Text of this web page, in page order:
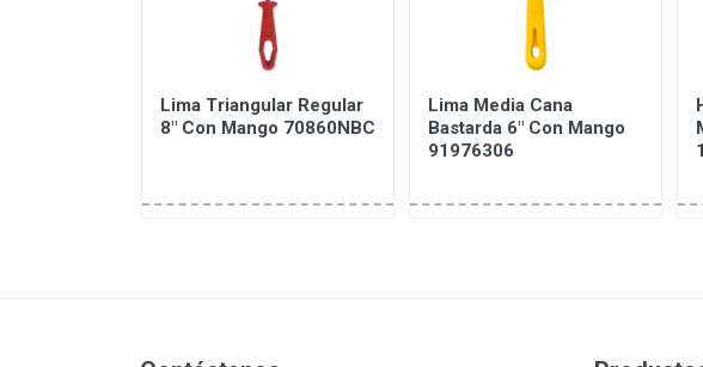
Lima Triangular Regular
8" Con Mango 70860NBC
Lima Media Cana
Bastarda 6" Con Mango
91976306